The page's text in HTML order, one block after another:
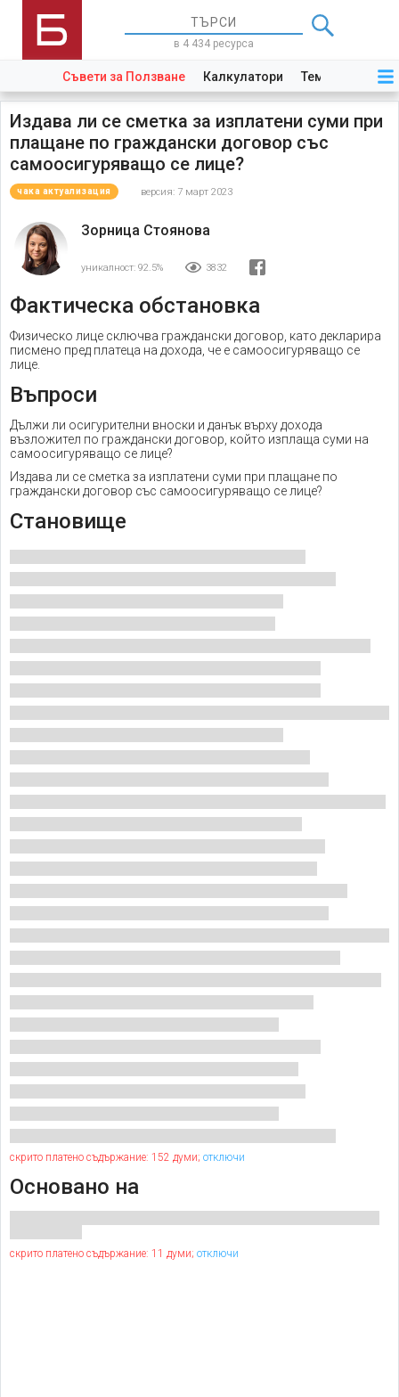
в 4 434 ресурса
Съвети за Ползване Калкулатори Теми Закони
Издава ли се сметка за изплатени суми при
плащане по граждански договор със
самоосигуряващо се лице?
чака актуализация версия: 7 март 2023
Зорница Стоянова
уникалност: 92.5% 3832
Фактическа обстановка
Физическо лице сключва граждански договор, като декларира
писмено пред платеца на дохода, че е самоосигуряващо се
лице.
Въпроси
Дължи ли осигурителни вноски и данък върху дохода
възложител по граждански договор, който изплаща суми на
самоосигуряващо се лице?
Издава ли се сметка за изплатени суми при плащане по
граждански договор със самоосигуряващо се лице?
Становище
скрито платено съдържание: 152 думи; отключи
Основано на
скрито платено съдържание: 11 думи; отключи